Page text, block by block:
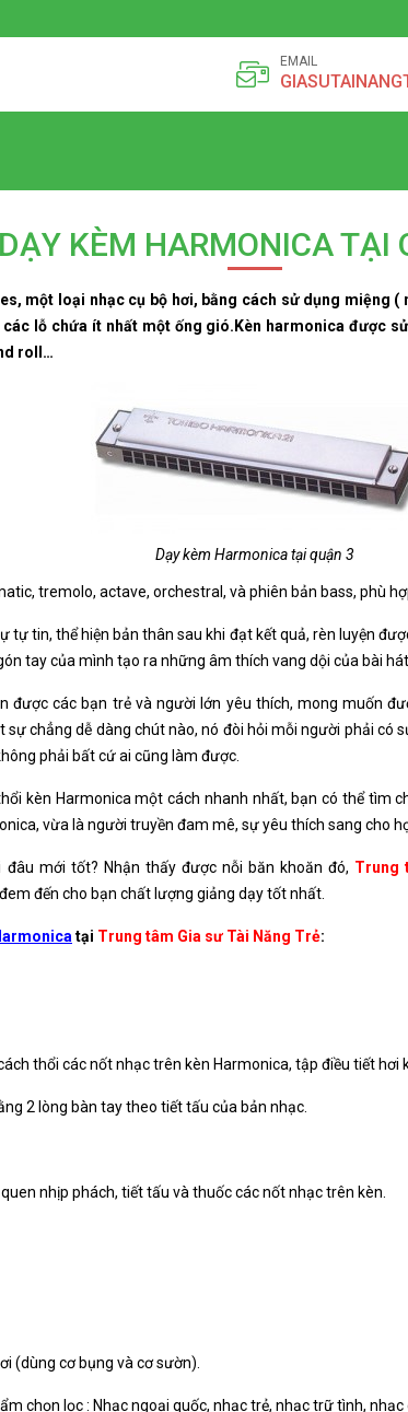
EMAIL
DẠY KÈM HARMONICA TẠI
một loại nhạc cụ bộ hơi, bằng cách sử dụng miệng
lỗ chứa ít nhất một ống gió.Kèn harmonica được
roll…
Dạy kèm Harmonica tại quận 3
tremolo, actave, orchestral, và phiên bản bass, phù
tự tin, thể hiện bản thân sau khi đạt kết quả, rèn luyện
tay của mình tạo ra những âm thích vang dội của bài hát.
được các bạn trẻ và người lớn yêu thích, mong muốn
chẳng dễ dàng chút nào, nó đòi hỏi mỗi người phải có
phải bất cứ ai cũng làm được.
kèn Harmonica một cách nhanh nhất, bạn có thể tìm
vừa là người truyền đam mê, sự yêu thích sang cho
mới tốt? Nhận thấy được nỗi băn khoăn đó, Trung
đến cho bạn chất lượng giảng dạy tốt nhất.
tại Trung tâm Gia sư Tài Năng Trẻ:
thổi các nốt nhạc trên kèn Harmonica, tập điều tiết hơi
2 lòng bàn tay theo tiết tấu của bản nhạc.
nhịp phách, tiết tấu và thuốc các nốt nhạc trên kèn.
(dùng cơ bụng và cơ sườn).
chọn lọc : Nhạc ngoại quốc, nhạc trẻ, nhạc trữ tình, nhạc